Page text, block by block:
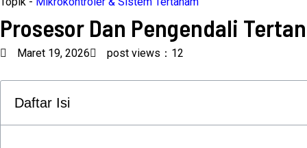
Prosesor Dan Pengendali
Maret 19, 2026 post views：12
Daftar Isi